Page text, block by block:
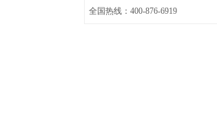
全国热线：400-876-6919